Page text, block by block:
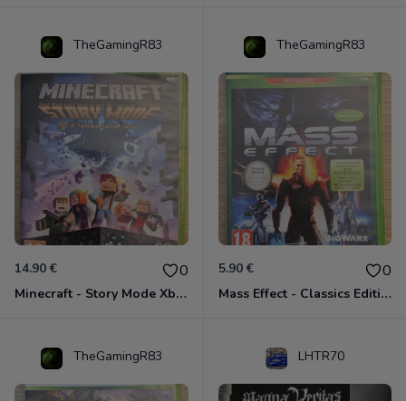
TheGamingR83
14.90 € 0
Minecraft - Story Mode Xbox 360
TheGamingR83
5.90 € 0
Mass Effect - Classics Edition Xbox 360
TheGamingR83 LHTR70